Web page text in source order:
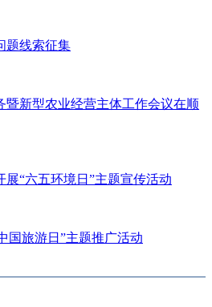
题线索征集
暨新型农业经营主体工作会议在顺
展“六五环境日”主题宣传活动
国旅游日”主题推广活动